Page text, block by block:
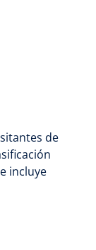
de
incluye